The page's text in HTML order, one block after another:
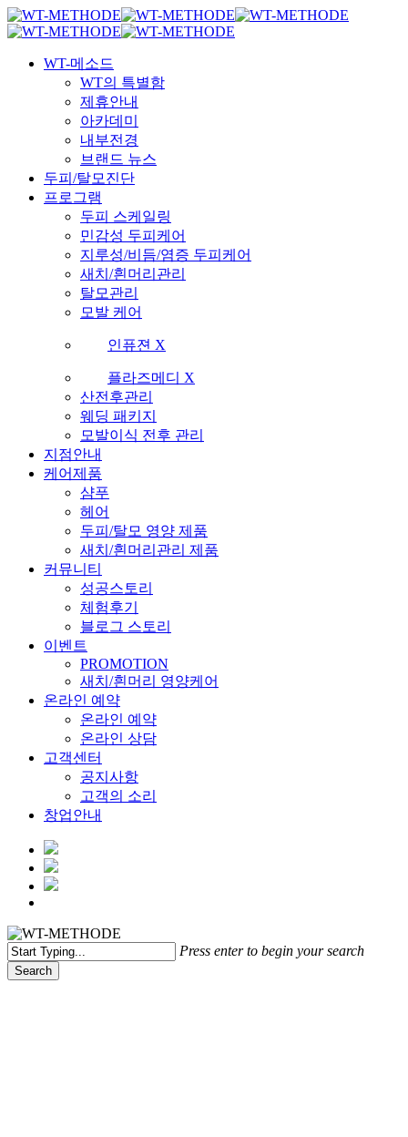
국내 최초 두피케어 브랜드
국내 최초 두피케어 브랜드
Skip
to
content
Menu
WT-메소드
WT의 특별함
제휴안내
아카데미
내부전경
브랜드 뉴스
두피/탈모진단
프로그램
두피 스케일링
민감성 두피케어
지루성/비듬/염증 두피케어
새치/흰머리관리
탈모관리
모발 케어
인퓨젼 X
플라즈메디 X
산전후관리
웨딩 패키지
모발이식 전후 관리
지점안내
케어제품
샴푸
헤어
두피/탈모 영양 제품
새치/흰머리관리 제품
커뮤니티
성공스토리
체험후기
블로그 스토리
이벤트
PROMOTION
새치/흰머리 영양케어
온라인 예약
온라인 예약
온라인 상담
고객센터
공지사항
고객의 소리
창업안내
Press enter to begin your search
Search